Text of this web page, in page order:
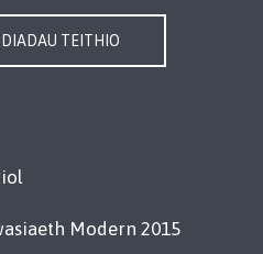
TEITHIO
Modern 2015